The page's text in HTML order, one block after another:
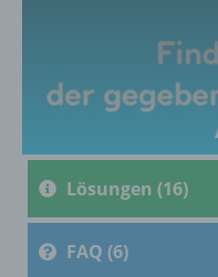
Lösungen (16)
FAQ (6)
c) Verarbeitung
Verarbeitung
Vorgang oder
Daten wie das
Organisation,
die Anpassung
Auslesen, das